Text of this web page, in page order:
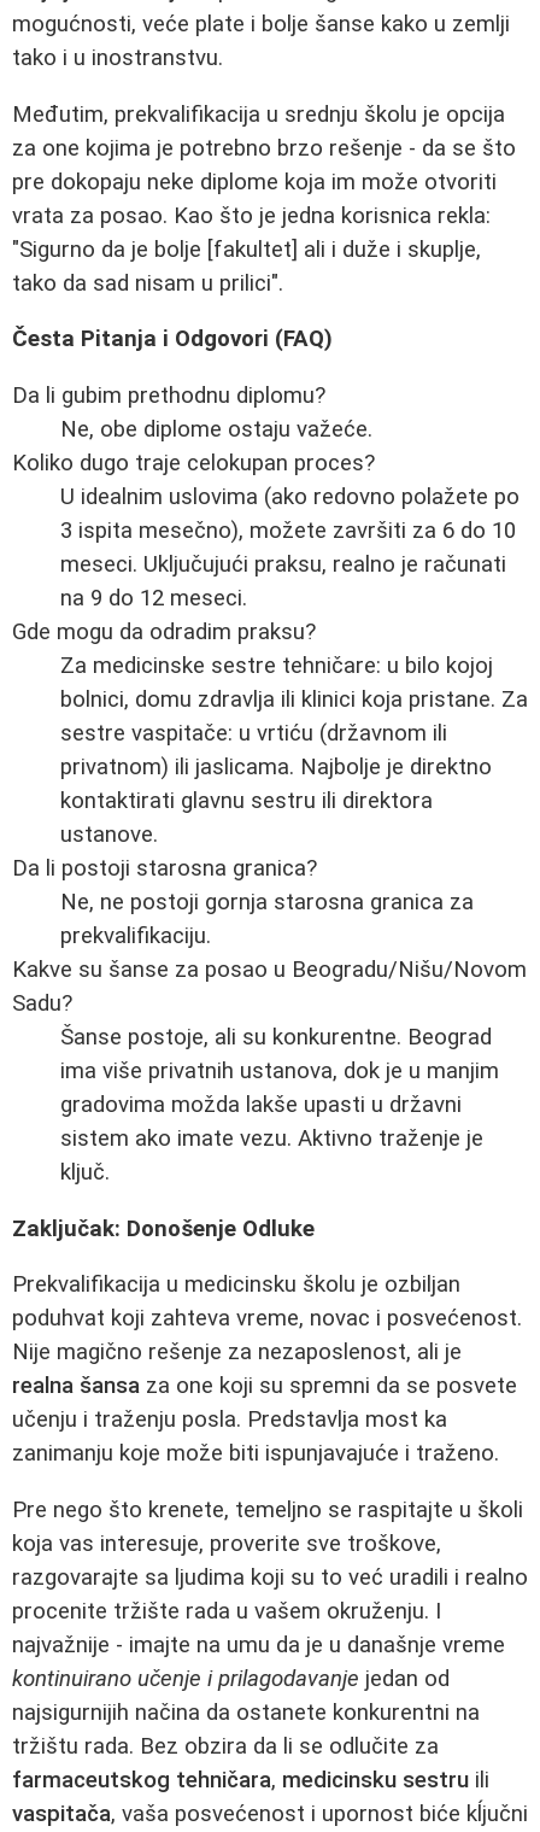
mogućnosti, veće plate i bolje šanse kako u zemlji
tako i u inostranstvu.
Međutim, prekvalifikacija u srednju školu je opcija
za one kojima je potrebno brzo rešenje - da se što
pre dokopaju neke diplome koja im može otvoriti
vrata za posao. Kao što je jedna korisnica rekla:
"Sigurno da je bolje [fakultet] ali i duže i skuplje,
tako da sad nisam u prilici".
Česta Pitanja i Odgovori (FAQ)
Da li gubim prethodnu diplomu?
Ne, obe diplome ostaju važeće.
Koliko dugo traje celokupan proces?
U idealnim uslovima (ako redovno polažete po
3 ispita mesečno), možete završiti za 6 do 10
meseci. Uključujući praksu, realno je računati
na 9 do 12 meseci.
Gde mogu da odradim praksu?
Za medicinske sestre tehničare: u bilo kojoj
bolnici, domu zdravlja ili klinici koja pristane. Za
sestre vaspitače: u vrtiću (državnom ili
privatnom) ili jaslicama. Najbolje je direktno
kontaktirati glavnu sestru ili direktora
ustanove.
Da li postoji starosna granica?
Ne, ne postoji gornja starosna granica za
prekvalifikaciju.
Kakve su šanse za posao u Beogradu/Nišu/Novom
Sadu?
Šanse postoje, ali su konkurentne. Beograd
ima više privatnih ustanova, dok je u manjim
gradovima možda lakše upasti u državni
sistem ako imate vezu. Aktivno traženje je
ključ.
Zaključak: Donošenje Odluke
Prekvalifikacija u medicinsku školu je ozbiljan
poduhvat koji zahteva vreme, novac i posvećenost.
Nije magično rešenje za nezaposlenost, ali je
realna šansa za one koji su spremni da se posvete
učenju i traženju posla. Predstavlja most ka
zanimanju koje može biti ispunjavajuće i traženo.
Pre nego što krenete, temeljno se raspitajte u školi
koja vas interesuje, proverite sve troškove,
razgovarajte sa ljudima koji su to već uradili i realno
procenite tržište rada u vašem okruženju. I
najvažnije - imajte na umu da je u današnje vreme
kontinuirano učenje i prilagodavanje jedan od
najsigurnijih načina da ostanete konkurentni na
tržištu rada. Bez obzira da li se odlučite za
farmaceutskog tehničara, medicinsku sestru ili
vaspitača, vaša posvećenost i upornost biće kĺjučni